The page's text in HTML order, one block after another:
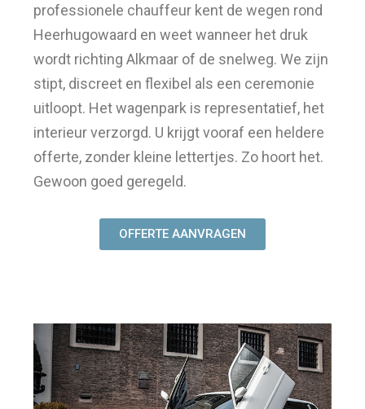
professionele chauffeur kent de wegen rond
Heerhugowaard en weet wanneer het druk
wordt richting Alkmaar of de snelweg. We zijn
stipt, discreet en flexibel als een ceremonie
uitloopt. Het wagenpark is representatief, het
interieur verzorgd. U krijgt vooraf een heldere
offerte, zonder kleine lettertjes. Zo hoort het.
Gewoon goed geregeld.
OFFERTE AANVRAGEN